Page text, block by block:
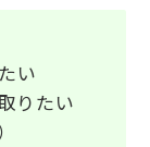
い
りたい